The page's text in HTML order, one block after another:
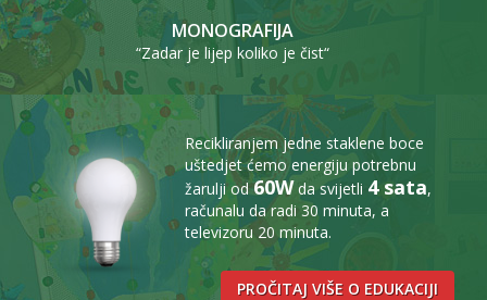
MONOGRAFIJA
“Zadar je lijep koliko je čist“
Recikliranjem jedne staklene boce
uštedjet ćemo energiju potrebnu
žarulji od60Wda svijetli 4 sata,
računalu da radi 30 minuta, a
televizoru 20 minuta.
PROČITAJ VIŠE O EDUKACIJI